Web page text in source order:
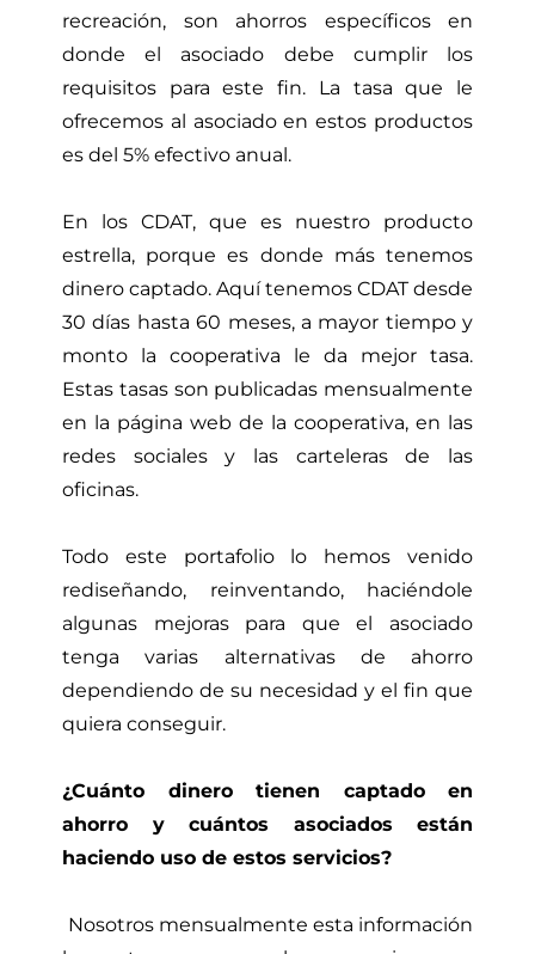
recreación, son ahorros específicos en
donde el asociado debe cumplir los
requisitos para este fin. La tasa que le
ofrecemos al asociado en estos productos
es del 5% efectivo anual.
En los CDAT, que es nuestro producto
estrella, porque es donde más tenemos
dinero captado. Aquí tenemos CDAT desde
30 días hasta 60 meses, a mayor tiempo y
monto la cooperativa le da mejor tasa.
Estas tasas son publicadas mensualmente
en la página web de la cooperativa, en las
redes sociales y las carteleras de las
oficinas.
Todo este portafolio lo hemos venido
rediseñando, reinventando, haciéndole
algunas mejoras para que el asociado
tenga varias alternativas de ahorro
dependiendo de su necesidad y el fin que
quiera conseguir.
¿Cuánto dinero tienen captado en
ahorro y cuántos asociados están
haciendo uso de estos servicios?
Nosotros mensualmente esta información